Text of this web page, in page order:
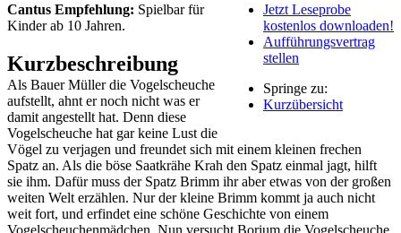
Jetzt Leseprobe
kostenlos downloaden!
Aufführungsvertrag
stellen
Springe zu:
Kurzübersicht
Cantus Empfehlung: Spielbar für
Kinder ab 10 Jahren.
Kurzbeschreibung
Als Bauer Müller die Vogelscheuche
aufstellt, ahnt er noch nicht was er
damit angestellt hat. Denn diese
Vogelscheuche hat gar keine Lust die
Vögel zu verjagen und freundet sich mit einem kleinen frechen
Spatz an. Als die böse Saatkrähe Krah den Spatz einmal jagt, hilft
sie ihm. Dafür muss der Spatz Brimm ihr aber etwas von der großen
weiten Welt erzählen. Nur der kleine Brimm kommt ja auch nicht
weit fort, und erfindet eine schöne Geschichte von einem
Vogelscheuchenmädchen. Nun versucht Borium die Vogelscheuche